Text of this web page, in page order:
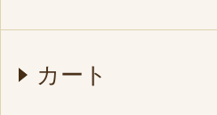
カート